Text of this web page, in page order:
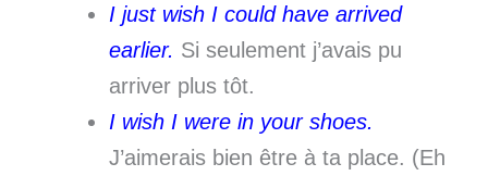
I just wish I could have arrived
earlier. Si seulement j’avais pu
arriver plus tôt.
I wish I were in your shoes.
J’aimerais bien être à ta place. (Eh